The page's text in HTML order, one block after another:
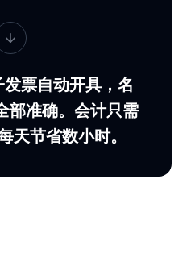
票自动开具，名
部准确。会计只需
天节省数小时。